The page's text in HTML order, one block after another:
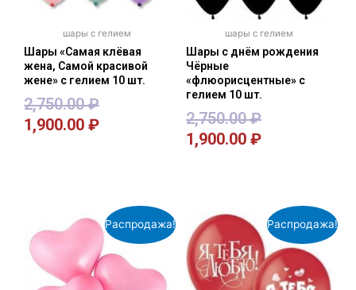
шары с гелием
Шары «Самая клёвая
жена, Самой красивой
жене» с гелием 10 шт.
2,750.00₽
1,900.00 ₽
шары с гелием
Шары с днём рождения
Чёрные
«флюорисцентные» с
гелием 10 шт.
2,750.00₽
1,900.00 ₽
Распродажа! Распродажа!